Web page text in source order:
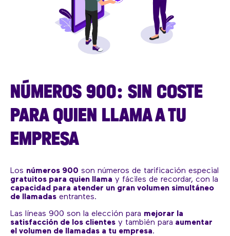
NÚMEROS 900: SIN COSTE
PARA QUIEN LLAMA A TU
EMPRESA
Los números 900 son números de tarificación especial
gratuitos para quien llama y fáciles de recordar, con la
capacidad para atender un gran volumen simultáneo
de llamadas entrantes.
Las líneas 900 son la elección para mejorar la
satisfacción de los clientes y también para aumentar
el volumen de llamadas a tu empresa.